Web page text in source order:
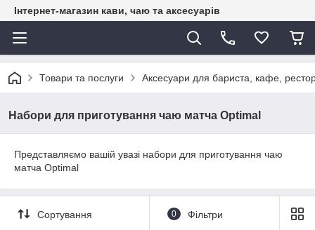
Інтернет-магазин кави, чаю та аксесуарів
Товари та послуги Аксесуари для бариста, кафе,
Набори для приготування чаю матча Optimal
Представляємо вашій увазі набори для приготування чаю
матча Optimal
Сортування 0 Фільтри